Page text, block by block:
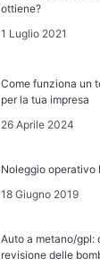
ottiene?
1 Luglio 2021
Come funziona un
per la tua impresa
26 Aprile 2024
Noleggio operativo
18 Giugno 2019
Auto a metano/gpl:
revisione delle